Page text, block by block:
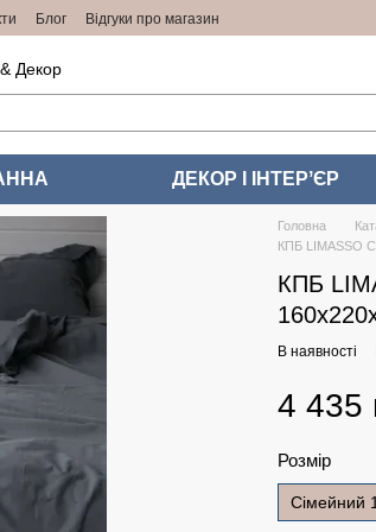
Блог Відгуки про магазин
Декор
ДЕКОР І ІНТЕРʼЄР
Головна
КПБ LIMASSO
КПБ
В наявності
4 435
Розмір
Сімейний